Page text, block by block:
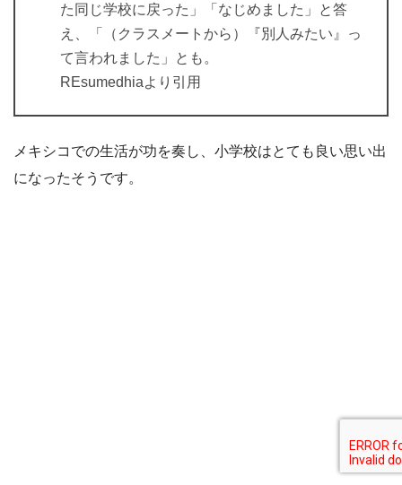
た同じ学校に戻った」「なじめました」と答
え、「（クラスメートから）『別人みたい』っ
て言われました」とも。
REsumedhiaより引用
メキシコでの生活が功を奏し、小学校はとても良い思い出
になったそうです。